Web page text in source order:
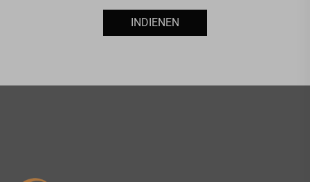
INDIENEN